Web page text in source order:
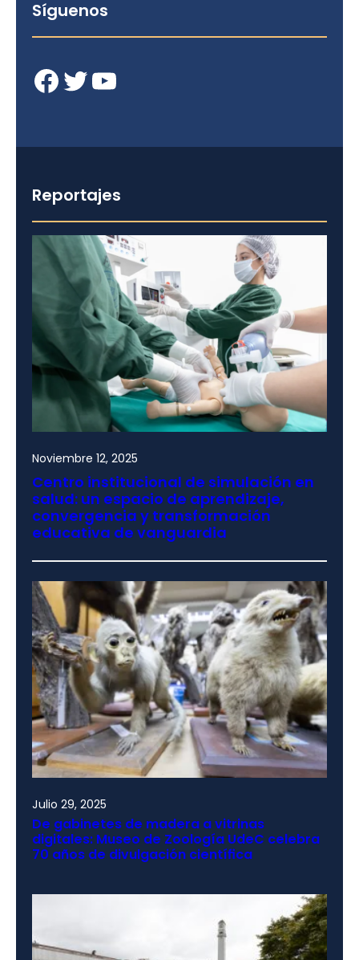
Síguenos
Facebook Twitter YouTube
Reportajes
Noviembre 12, 2025
Centro institucional de simulación en
salud: un espacio de aprendizaje,
convergencia y transformación
educativa de vanguardia
Julio 29, 2025
De gabinetes de madera a vitrinas
digitales: Museo de Zoología UdeC celebra
70 años de divulgación científica